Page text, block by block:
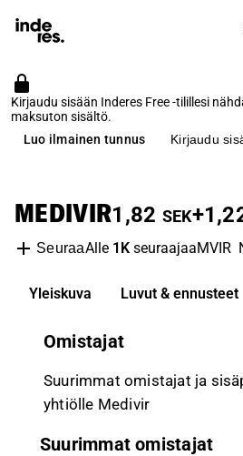
Kirjaudu sisään Inderes Free -tilillesi
maksuton sisältö.
Luo ilmainen tunnus
Kirjaudu
MEDIVIR1,82 SEK
SeuraaAlle 1KseuraajaaMVIR
Yleiskuva Luvut & ennusteet
Omistajat
Suurimmat omistajat ja
yhtiölle Medivir
Suurimmat omistajat